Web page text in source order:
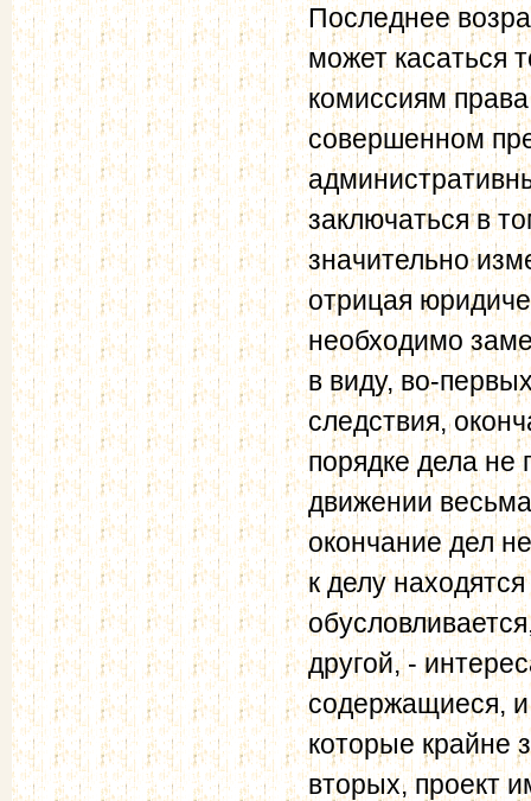
Последнее
может касаться
комиссиям
совершенном
заключаться в
значительно
отрицая
необходимо
в виду, во-
следствия,
порядке дела
движении
окончание дел
к делу
другой, -
содержащиеся,
которые крайне
вторых, проект